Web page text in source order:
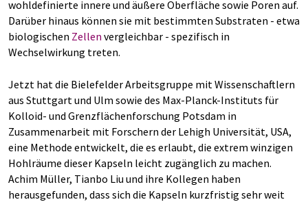
wohldefinierte innere und äußere Oberfläche sowie Poren auf.
Darüber hinaus können sie mit bestimmten Substraten - etwa
biologischen Zellen vergleichbar - spezifisch in
Wechselwirkung treten.
Jetzt hat die Bielefelder Arbeitsgruppe mit Wissenschaftlern
aus Stuttgart und Ulm sowie des Max-Planck-Instituts für
Kolloid- und Grenzflächenforschung Potsdam in
Zusammenarbeit mit Forschern der Lehigh Universität, USA,
eine Methode entwickelt, die es erlaubt, die extrem winzigen
Hohlräume dieser Kapseln leicht zugänglich zu machen.
Achim Müller, Tianbo Liu und ihre Kollegen haben
herausgefunden, dass sich die Kapseln kurzfristig sehr weit